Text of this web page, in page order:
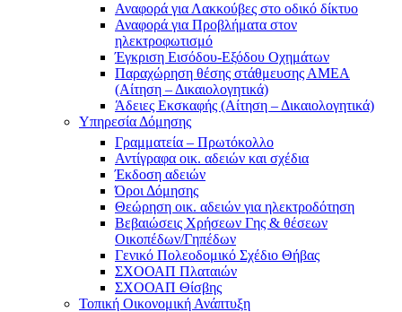
Αναφορά για Λακκούβες στο οδικό δίκτυο
Αναφορά για Προβλήματα στον
ηλεκτροφωτισμό
Έγκριση Εισόδου-Εξόδου Οχημάτων
Παραχώρηση θέσης στάθμευσης ΑΜΕΑ
(Αίτηση – Δικαιολογητικά)
Άδειες Εκσκαφής (Αίτηση – Δικαιολογητικά)
Υπηρεσία Δόμησης
Γραμματεία – Πρωτόκολλο
Αντίγραφα οικ. αδειών και σχέδια
Έκδοση αδειών
Όροι Δόμησης
Θεώρηση οικ. αδειών για ηλεκτροδότηση
Βεβαιώσεις Χρήσεων Γης & θέσεων
Οικοπέδων/Γηπέδων
Γενικό Πολεοδομικό Σχέδιο Θήβας
ΣΧΟΟΑΠ Πλαταιών
ΣΧΟΟΑΠ Θίσβης
Τοπική Οικονομική Ανάπτυξη